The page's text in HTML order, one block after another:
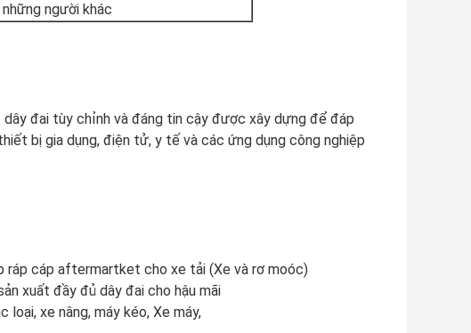
người khác
đai tùy chỉnh và đáng tin cậy được xây dựng để đáp
bị gia dụng, điện tử, y tế và các ứng dụng công nghiệp
ráp cáp aftermartket cho xe tải (Xe và rơ moóc)
xuất đầy đủ dây đai cho hậu mãi
xe nâng, máy kéo, Xe máy,